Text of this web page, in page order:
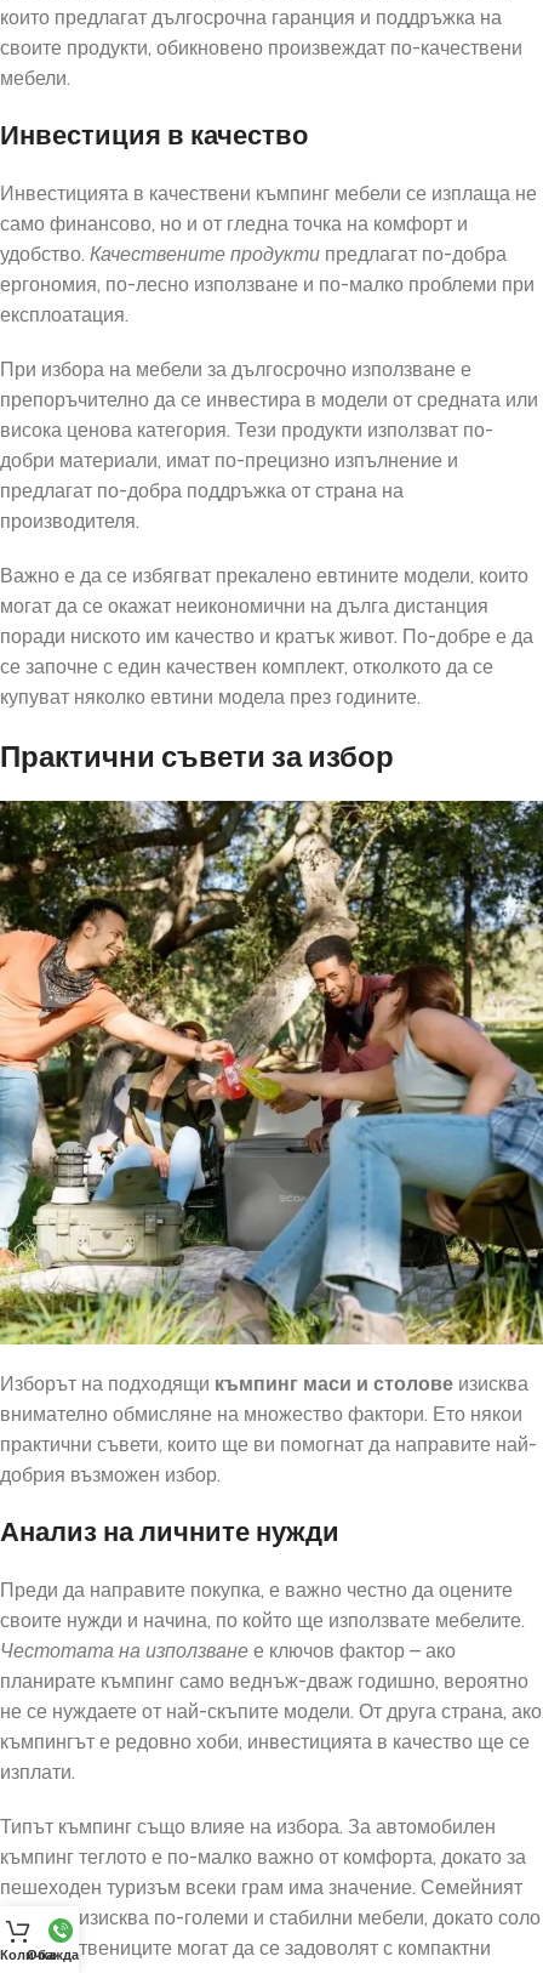
които предлагат дългосрочна гаранция и поддръжка на
своите продукти, обикновено произвеждат по-качествени
мебели.
Инвестиция в качество
Инвестицията в качествени къмпинг мебели се изплаща не
само финансово, но и от гледна точка на комфорт и
удобство. Качествените продукти предлагат по-добра
ергономия, по-лесно използване и по-малко проблеми при
експлоатация.
При избора на мебели за дългосрочно използване е
препоръчително да се инвестира в модели от средната или
висока ценова категория. Тези продукти използват по-
добри материали, имат по-прецизно изпълнение и
предлагат по-добра поддръжка от страна на
производителя.
Важно е да се избягват прекалено евтините модели, които
могат да се окажат неикономични на дълга дистанция
поради ниското им качество и кратък живот. По-добре е да
се започне с един качествен комплект, отколкото да се
купуват няколко евтини модела през годините.
Практични съвети за избор
Изборът на подходящи къмпинг маси и столове изисква
внимателно обмисляне на множество фактори. Ето някои
практични съвети, които ще ви помогнат да направите най-
добрия възможен избор.
Анализ на личните нужди
Преди да направите покупка, е важно честно да оцените
своите нужди и начина, по който ще използвате мебелите.
Честотата на използване е ключов фактор – ако
планирате къмпинг само веднъж-дваж годишно, вероятно
не се нуждаете от най-скъпите модели. От друга страна, ако
къмпингът е редовно хоби, инвестицията в качество ще се
изплати.
Типът къмпинг също влияе на избора. За автомобилен
къмпинг теглото е по-малко важно от комфорта, докато за
пешеходен туризъм всеки грам има значение. Семейният
къмпинг изисква по-големи и стабилни мебели, докато соло
пътешествениците могат да се задоволят с компактни
КоличкаОбаждане